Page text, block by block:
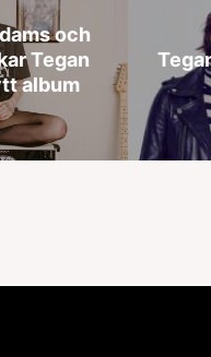
och
Tegan
album